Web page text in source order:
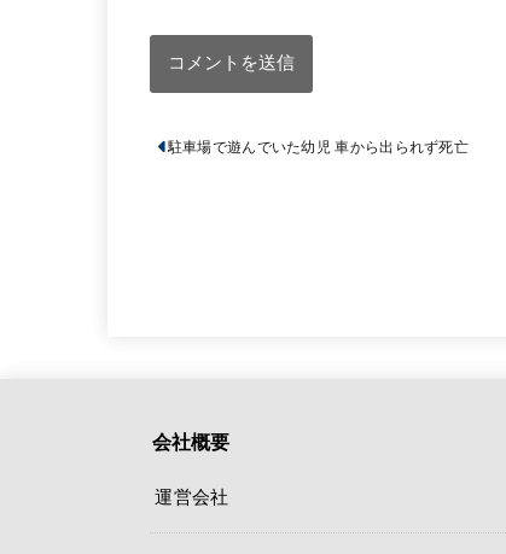
駐車場で遊んでいた幼児 車から出られず死亡
会社概要
運営会社